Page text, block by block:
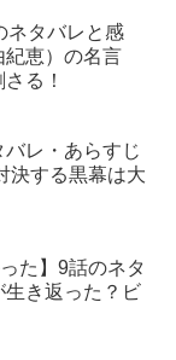
ネタバレと感
紀恵）の名言
る！
バレ・あらすじ
決する黒幕は大
た】9話のネタ
生き返った？ビ